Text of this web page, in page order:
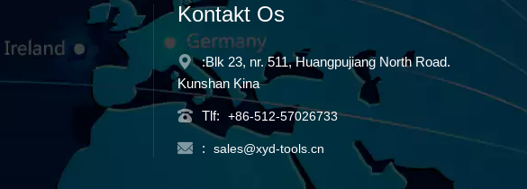
Kontakt Os
:Blk 23, nr. 511, Huangpujiang North Road.
Kunshan Kina
Tlf: +86-512-57026733
: sales@xyd-tools.cn